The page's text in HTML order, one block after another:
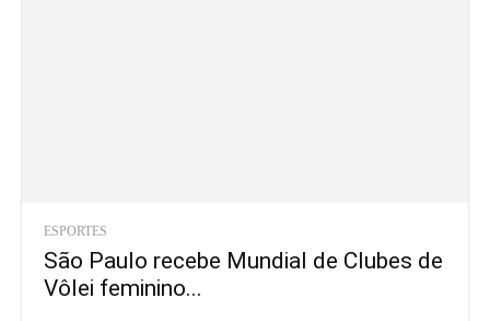
ESPORTES
São Paulo recebe Mundial de Clubes de
Vôlei feminino...